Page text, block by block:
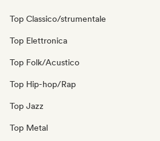
Top Classico/strumentale
Top Elettronica
Top Folk/Acustico
Top Hip-hop/Rap
Top Jazz
Top Metal